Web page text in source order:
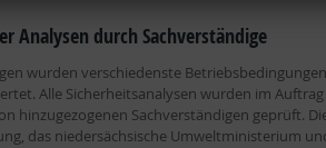
Analysen durch Sachverständige
wurden verschiedenste
Alle Sicherheitsanalysen wurden im
hinzugezogenen Sachverständigen geprüft.
das niedersächsische Umweltministerium